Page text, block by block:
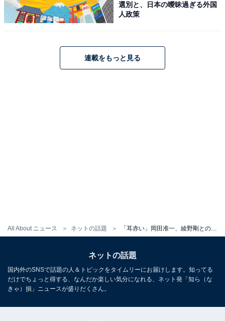
All About ニュース ネットの話題
選別と、日本の曖昧過ぎる外国
人政策
連載をもっと見る
ネットの話題
国内外のSNSで話題の人＆トピックをタイムリーにお届けします。知ってる
だけでちょっと得する、なんだか楽しい気分になれる、ネット発「知ら（な
きゃ）損」ニュースが盛りだくさん。